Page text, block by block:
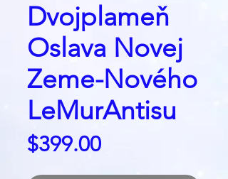
Dvojplameň
Oslava Novej
Zeme-Nového
LeMurAntisu
$399.00Price